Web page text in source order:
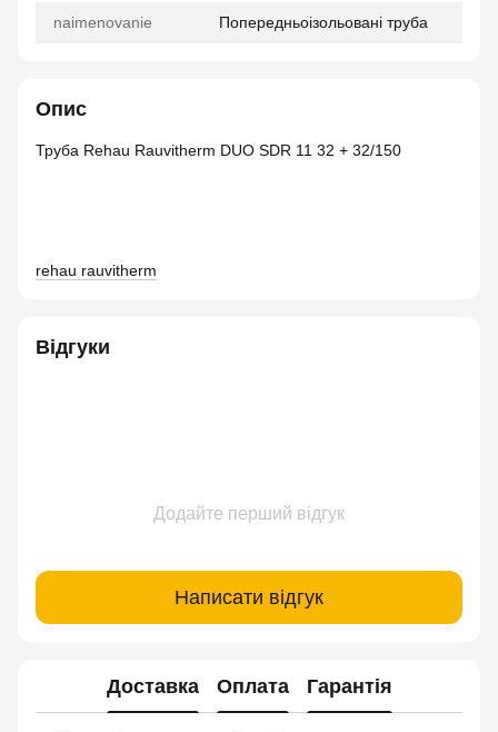
naimenovanie Попередньоізольовані труба
Опис
Труба Rehau Rauvitherm DUO SDR 11 32 + 32/150
rehau rauvitherm
Відгуки
Додайте перший відгук
Написати відгук
Доставка Оплата Гарантія